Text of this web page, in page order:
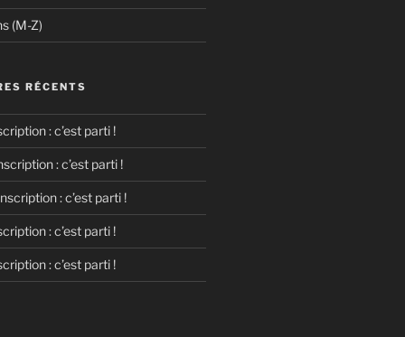
(M-Z)
RÉCENTS
: c’est parti !
: c’est parti !
: c’est parti !
: c’est parti !
: c’est parti !